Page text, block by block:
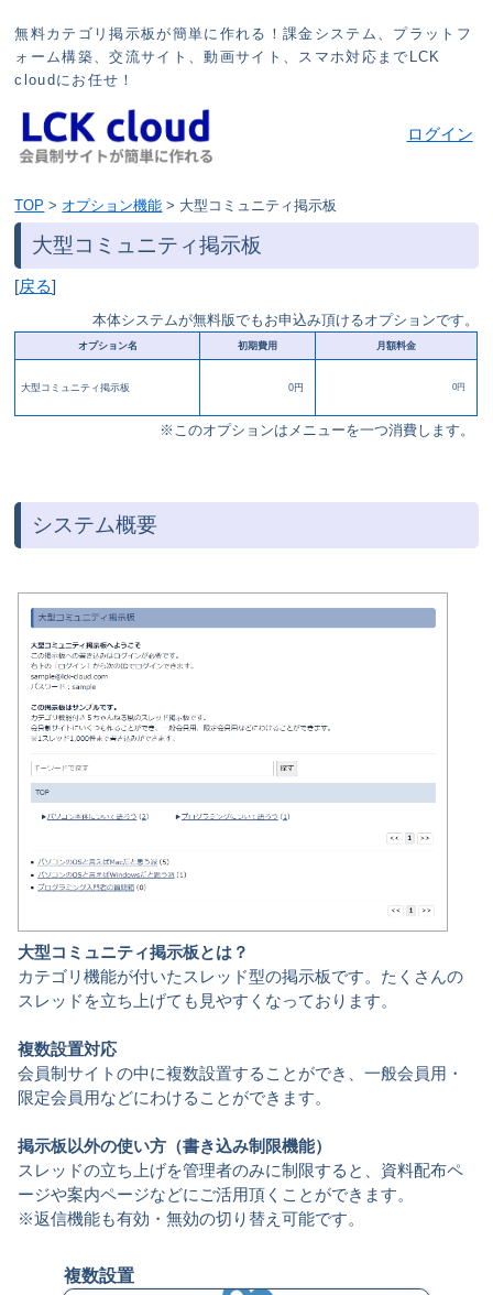
無料カテゴリ掲示板が簡単に作れる！課金システム、プラットフ
ォーム構築、交流サイト、動画サイト、スマホ対応までLCK
cloudにお任せ！
ログイン
TOP > オプション機能 > 大型コミュニティ掲示板
大型コミュニティ掲示板
[戻る]
本体システムが無料版でもお申込み頂けるオプションです。
オプション名 初期費用 月額料金
大型コミュニティ掲示板 0円 0円
※このオプションはメニューを一つ消費します。
システム概要
大型コミュニティ掲示板とは？
カテゴリ機能が付いたスレッド型の掲示板です。たくさんの
スレッドを立ち上げても見やすくなっております。
複数設置対応
会員制サイトの中に複数設置することができ、一般会員用・
限定会員用などにわけることができます。
掲示板以外の使い方（書き込み制限機能）
スレッドの立ち上げを管理者のみに制限すると、資料配布ペ
ージや案内ページなどにご活用頂くことができます。
※返信機能も有効・無効の切り替え可能です。
複数設置